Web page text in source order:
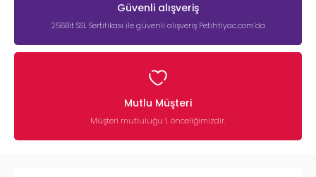
Güvenli alışveriş
256Bit SSL Sertifikası ile güvenli alışveriş Petihtiyac.com’da
Mutlu Müşteri
Müşteri mutluluğu 1. önceliğimizdir.